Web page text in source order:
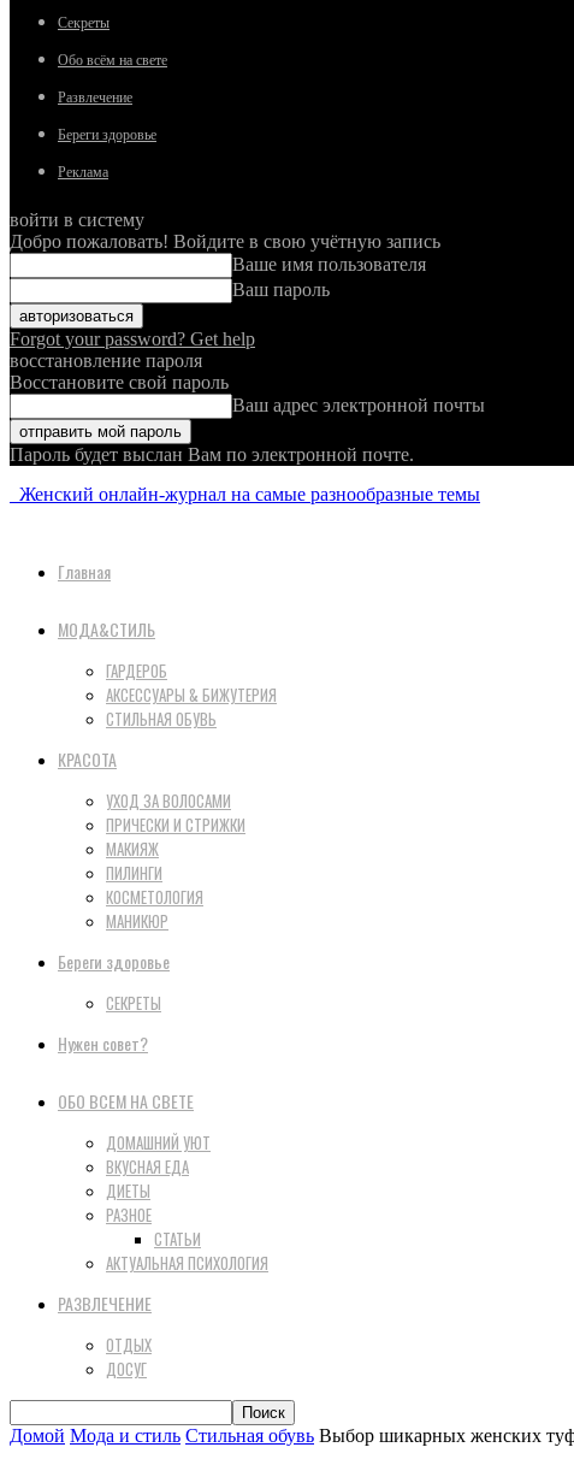
Секреты
Обо всём на свете
Развлечение
Береги здоровье
Реклама
войти в систему
Добро пожаловать! Войдите в свою учётную запись
Ваше имя пользователя
Ваш пароль
Forgot your password? Get help
восстановление пароля
Восстановите свой пароль
Ваш адрес электронной почты
Пароль будет выслан Вам по электронной почте.
Женский онлайн-журнал на самые разнообразные темы
Главная
МОДА&СТИЛЬ
ГАРДЕРОБ
АКСЕССУАРЫ & БИЖУТЕРИЯ
СТИЛЬНАЯ ОБУВЬ
КРАСОТА
УХОД ЗА ВОЛОСАМИ
ПРИЧЕСКИ И СТРИЖКИ
МАКИЯЖ
ПИЛИНГИ
КОСМЕТОЛОГИЯ
МАНИКЮР
Береги здоровье
СЕКРЕТЫ
Нужен совет?
ОБО ВСЕМ НА СВЕТЕ
ДОМАШНИЙ УЮТ
ВКУСНАЯ ЕДА
ДИЕТЫ
РАЗНОЕ
СТАТЬИ
АКТУАЛЬНАЯ ПСИХОЛОГИЯ
РАЗВЛЕЧЕНИЕ
ОТДЫХ
ДОСУГ
Домой Мода и стиль Стильная обувь Выбор шикарных женских